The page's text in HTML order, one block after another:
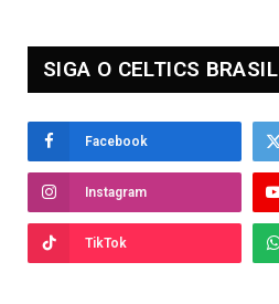
SIGA O CELTICS BRASIL
Facebook
Instagram
TikTok